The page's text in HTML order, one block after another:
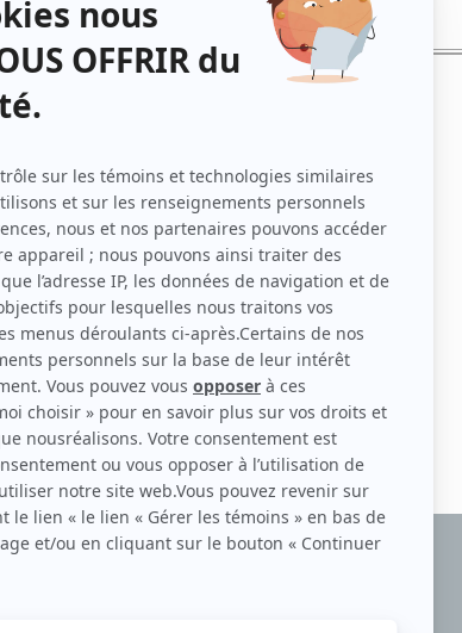
(Disciple de Phil Cyr
traiteur )
Ourse (Fils de Catherine )
Celui qu’on surnomme parfois «l’encyclopédie de